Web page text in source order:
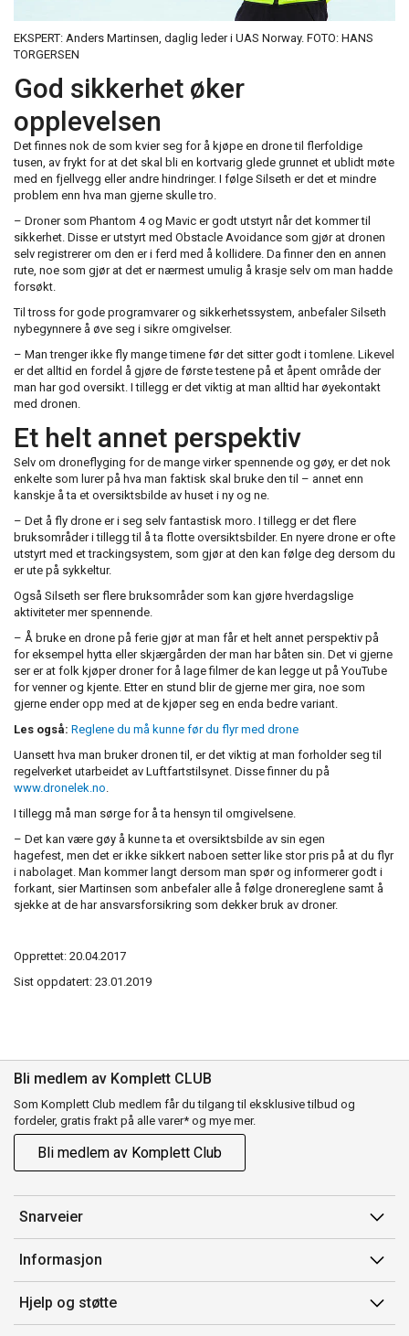
EKSPERT: Anders Martinsen, daglig leder i UAS Norway. FOTO: HANS
TORGERSEN
God sikkerhet øker
opplevelsen
Det finnes nok de som kvier seg for å kjøpe en drone til flerfoldige
tusen, av frykt for at det skal bli en kortvarig glede grunnet et ublidt møte
med en fjellvegg eller andre hindringer. I følge Silseth er det et mindre
problem enn hva man gjerne skulle tro.
– Droner som Phantom 4 og Mavic er godt utstyrt når det kommer til
sikkerhet. Disse er utstyrt med Obstacle Avoidance som gjør at dronen
selv registrerer om den er i ferd med å kollidere. Da finner den en annen
rute, noe som gjør at det er nærmest umulig å krasje selv om man hadde
forsøkt.
Til tross for gode programvarer og sikkerhetssystem, anbefaler Silseth
nybegynnere å øve seg i sikre omgivelser.
– Man trenger ikke fly mange timene før det sitter godt i tomlene. Likevel
er det alltid en fordel å gjøre de første testene på et åpent område der
man har god oversikt. I tillegg er det viktig at man alltid har øyekontakt
med dronen.
Et helt annet perspektiv
Selv om droneflyging for de mange virker spennende og gøy, er det nok
enkelte som lurer på hva man faktisk skal bruke den til – annet enn
kanskje å ta et oversiktsbilde av huset i ny og ne.
– Det å fly drone er i seg selv fantastisk moro. I tillegg er det flere
bruksområder i tillegg til å ta flotte oversiktsbilder. En nyere drone er ofte
utstyrt med et trackingsystem, som gjør at den kan følge deg dersom du
er ute på sykkeltur.
Også Silseth ser flere bruksområder som kan gjøre hverdagslige
aktiviteter mer spennende.
– Å bruke en drone på ferie gjør at man får et helt annet perspektiv på
for eksempel hytta eller skjærgården der man har båten sin. Det vi gjerne
ser er at folk kjøper droner for å lage filmer de kan legge ut på YouTube
for venner og kjente. Etter en stund blir de gjerne mer gira, noe som
gjerne ender opp med at de kjøper seg en enda bedre variant.
Les også: Reglene du må kunne før du flyr med drone
Uansett hva man bruker dronen til, er det viktig at man forholder seg til
regelverket utarbeidet av Luftfartstilsynet. Disse finner du på
www.dronelek.no.
I tillegg må man sørge for å ta hensyn til omgivelsene.
– Det kan være gøy å kunne ta et oversiktsbilde av sin egen
hagefest, men det er ikke sikkert naboen setter like stor pris på at du flyr
i nabolaget. Man kommer langt dersom man spør og informerer godt i
forkant, sier Martinsen som anbefaler alle å følge dronereglene samt å
sjekke at de har ansvarsforsikring som dekker bruk av droner.
Opprettet: 20.04.2017
Sist oppdatert: 23.01.2019
Bli medlem av Komplett CLUB
Som Komplett Club medlem får du tilgang til eksklusive tilbud og
fordeler, gratis frakt på alle varer* og mye mer.
Bli medlem av Komplett Club
Snarveier
Min side
Ordreoversikt
Flex
Informasjon
Salgsbetingelser
Medlemsvilkår for Komplett Club
Hjelp og støtte